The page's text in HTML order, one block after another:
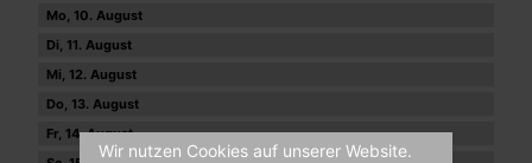
10
11
12
13
14
Wir nutzen Cookies auf unserer Website.